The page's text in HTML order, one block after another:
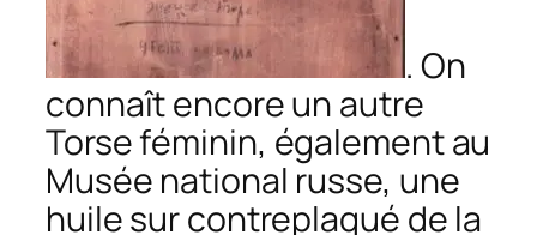
. On
connaît encore un autre
Torse féminin, également au
Musée national russe, une
huile sur contreplaqué de la